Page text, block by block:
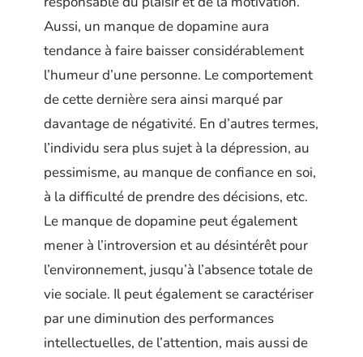
Aussi, un manque de dopamine aura
tendance à faire baisser considérablement
l’humeur d’une personne. Le comportement
de cette dernière sera ainsi marqué par
davantage de négativité. En d’autres termes,
l’individu sera plus sujet à la dépression, au
pessimisme, au manque de confiance en soi,
à la difficulté de prendre des décisions, etc.
Le manque de dopamine peut également
mener à l’introversion et au désintérêt pour
l’environnement, jusqu’à l’absence totale de
vie sociale. Il peut également se caractériser
par une diminution des performances
intellectuelles, de l’attention, mais aussi de